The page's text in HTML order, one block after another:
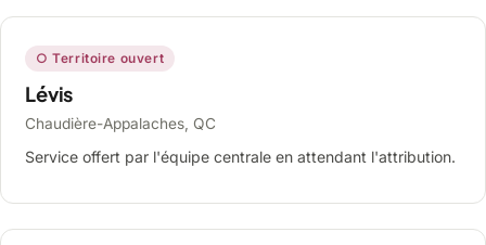
○ Territoire ouvert
Lévis
Chaudière-Appalaches, QC
Service offert par l'équipe centrale en attendant l'attribution.